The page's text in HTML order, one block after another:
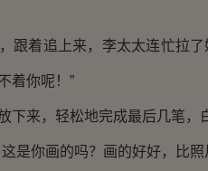
着追上来，李太太连忙拉
着你呢！”
来，轻松地完成最后几笔，
你画的吗？画的好好，比照